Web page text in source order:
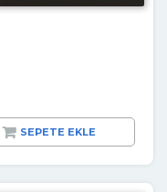
SEPETE EKLE